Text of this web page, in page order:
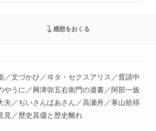
感想をおくる
／文づかひ／ヰタ・セクスアリス／普請中
やうに／興津弥五右衛門の遺書／阿部一族
夫／ぢいさんばあさん／高瀬舟／寒山拾得
見／歴史其儘と歴史離れ